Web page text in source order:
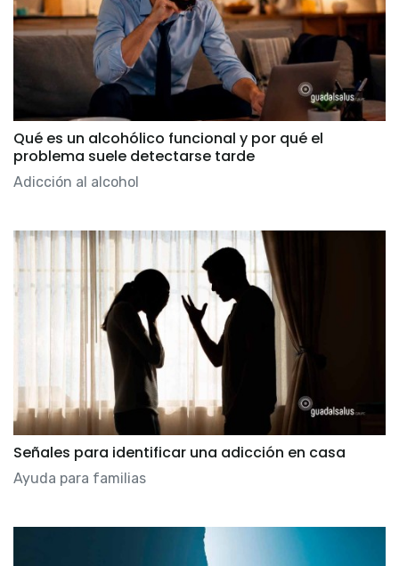
Qué es un alcohólico funcional y por qué el
problema suele detectarse tarde
Adicción al alcohol
Señales para identificar una adicción en casa
Ayuda para familias